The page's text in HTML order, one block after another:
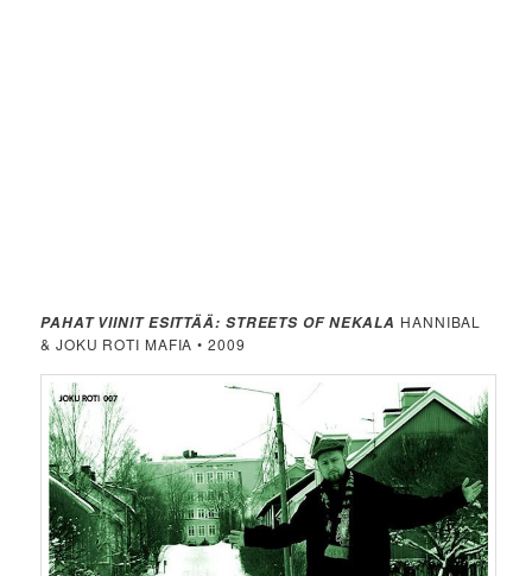
PAHAT VIINIT ESITTÄÄ: STREETS OF NEKALA HANNIBAL
& JOKU ROTI MAFIA • 2009